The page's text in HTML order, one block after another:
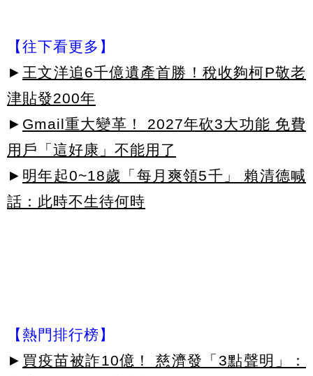
【往下看更多】
► 王文洋追6千億遺產首勝！稅收夠柯P敬老
津貼發200年
► Gmail重大變革！ 2027年砍3大功能 免費
用戶「這好康」不能用了
► 明年起0~18歲「每月爽領5千」 賴清德喊
話：此時不生待何時
【熱門排行榜】
► 買疫苗被詐10億！ 慈濟發「3點聲明」：